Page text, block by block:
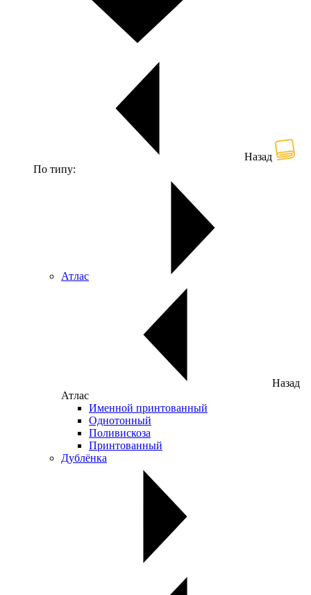
Назад
По типу:
Атлас
Назад
Атлас
Именной принтованный
Однотонный
Поливискоза
Принтованный
Дублёнка